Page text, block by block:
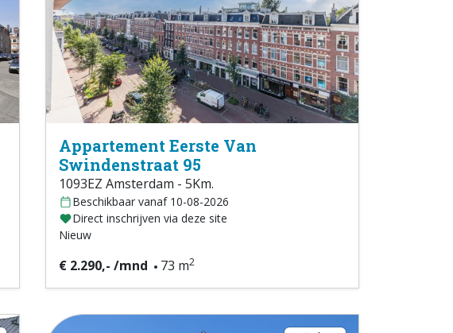
Appartement Eerste Van
Swindenstraat 95
1093EZ Amsterdam - 5Km.
Beschikbaar vanaf 10-08-2026
Direct inschrijven via deze site
Nieuw
€ 2.290,- /mnd 73 m2